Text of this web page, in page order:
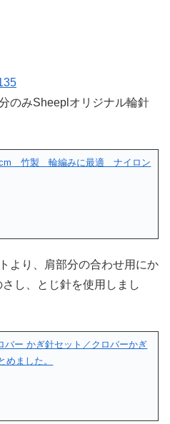
のみSheeplオリジナル輪針
竹製 輪編みに最適 ナイロン
より、肩部分の合わせ用にか
し、とじ針を使用しまし
バー かぎ針セット／クロバーかぎ
めました。